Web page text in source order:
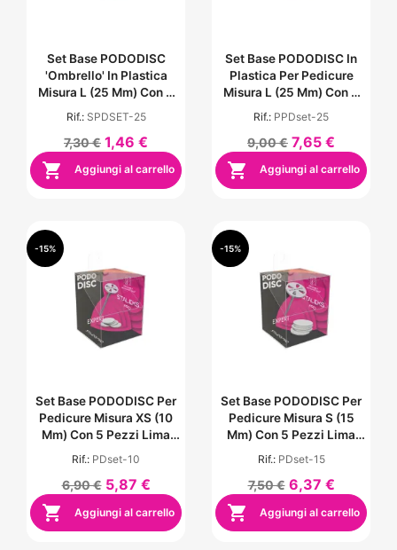
Set Base PODODISC
'Ombrello' In Plastica
Misura L (25 Mm) Con 5
Rif.: SPDSET-25
7,30 € 1,46 €
 Aggiungi al carrello
Set Base PODODISC In
Plastica Per Pedicure
Misura L (25 Mm) Con 5
Rif.: PPDset-25
9,00 € 7,65 €
 Aggiungi al carrello
Set Base PODODISC Per
Pedicure Misura XS (10
Mm) Con 5 Pezzi Lima
Monouso - Grana 180
Rif.: PDset-10
6,90 € 5,87 €
 Aggiungi al carrello
-15%
Set Base PODODISC Per
Pedicure Misura S (15
Mm) Con 5 Pezzi Lima
Monouso - Grana 180
Rif.: PDset-15
7,50 € 6,37 €
 Aggiungi al carrello
-15%